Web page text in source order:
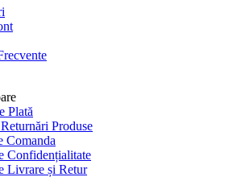
Plată
Produse
Comanda
Confidențialitate
Livrare și Retur